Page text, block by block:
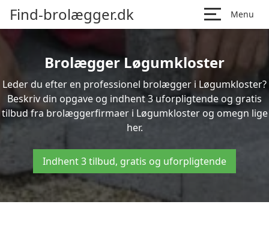
Find-brolægger.dk Menu
Brolægger Løgumkloster
Leder du efter en professionel brolægger i Løgumkloster?
Beskriv din opgave og indhent 3 uforpligtende og gratis
tilbud fra brolæggerfirmaer i Løgumkloster og omegn lige
her.
Indhent 3 tilbud, gratis og uforpligtende